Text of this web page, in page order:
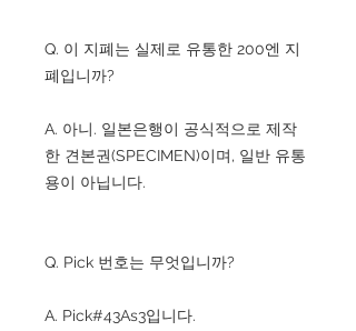
Q. 이 지폐는 실제로 유통한 200엔 지
폐입니까?
A. 아니. 일본은행이 공식적으로 제작
한 견본권(SPECIMEN)이며, 일반 유통
용이 아닙니다.
Q. Pick 번호는 무엇입니까?
A. Pick#43As3입니다.